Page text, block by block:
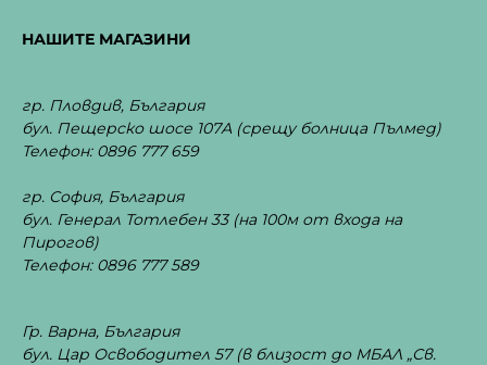
НАШИТЕ МАГАЗИНИ
гр. Пловдив, България
бул. Пещерско шосе 107А (срещу болница Пълмед)
Телефон: 0896 777 659
гр. София, България
бул. Генерал Тотлебен 33(на 100м от входа на
Пирогов)
Телефон: 0896 777 589
Гр. Варна, България
бул. Цар Освободител 57 (в близост до МБАЛ „Св.